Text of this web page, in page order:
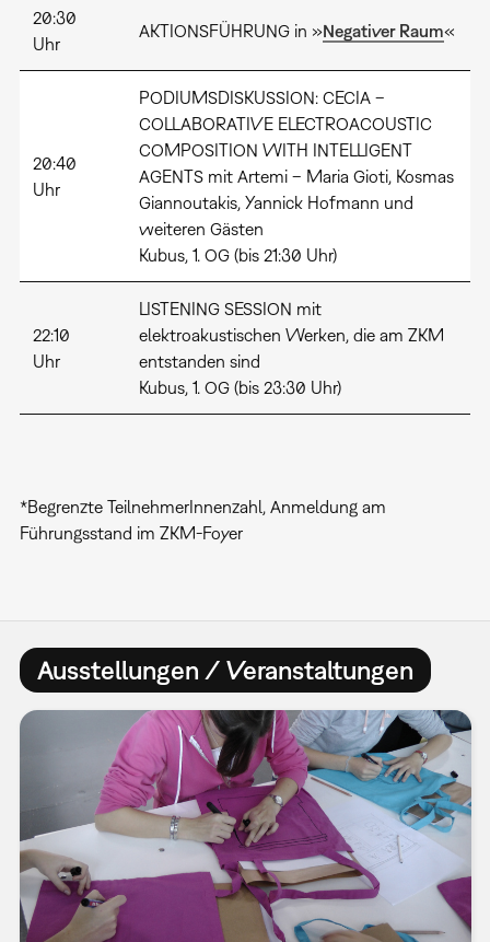
20:30
Uhr
AKTIONSFÜHRUNG in »Negativer Raum«
20:40
Uhr
PODIUMSDISKUSSION: CECIA –
COLLABORATIVE ELECTROACOUSTIC
COMPOSITION WITH INTELLIGENT
AGENTS mit Artemi – Maria Gioti, Kosmas
Giannoutakis, Yannick Hofmann und
weiteren Gästen
Kubus, 1. OG (bis 21:30 Uhr)
22:10
Uhr
LISTENING SESSION mit
elektroakustischen Werken, die am ZKM
entstanden sind
Kubus, 1. OG (bis 23:30 Uhr)
*Begrenzte TeilnehmerInnenzahl, Anmeldung am
Führungsstand im ZKM-Foyer
Ausstellungen / Veranstaltungen